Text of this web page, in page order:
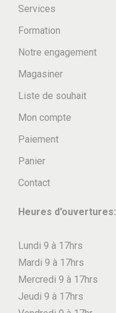
Services
Formation
Notre engagement
Magasiner
Liste de souhait
Mon compte
Paiement
Panier
Contact
Heures d'ouvertures:
Lundi 9 à 17hrs
Mardi 9 à 17hrs
Mercredi 9 à 17hrs
Jeudi 9 à 17hrs